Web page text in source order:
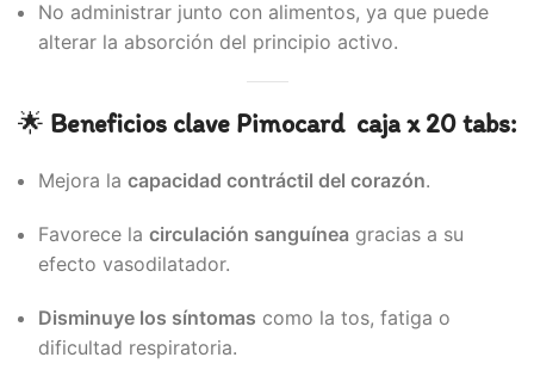
No administrar junto con alimentos, ya que puede
alterar la absorción del principio activo.
🌟 Beneficios clave Pimocard caja x 20 tabs:
Mejora la capacidad contráctil del corazón.
Favorece la circulación sanguínea gracias a su
efecto vasodilatador.
Disminuye los síntomas como la tos, fatiga o
dificultad respiratoria.